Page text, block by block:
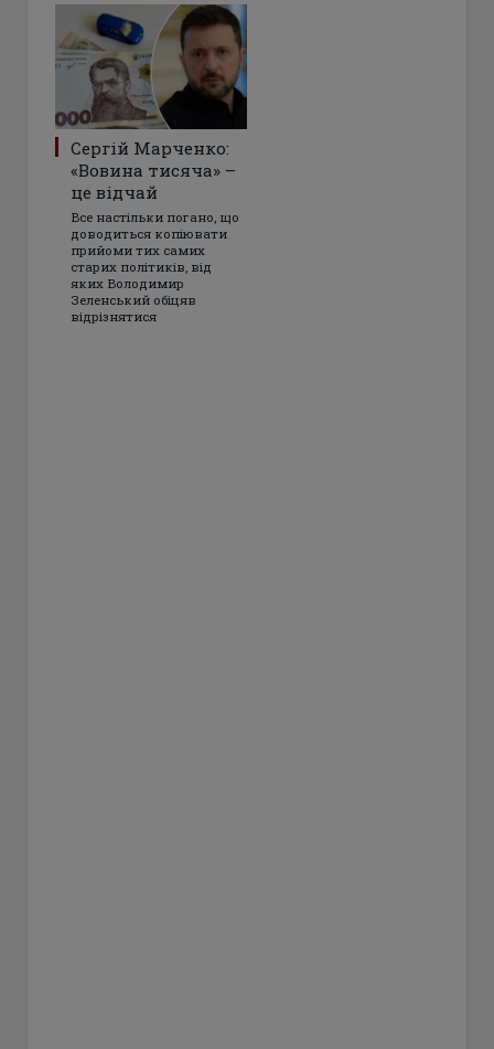
Сергій Марченко:
«Вовина тисяча» –
це відчай
Все настільки погано, що
доводиться копіювати
прийоми тих самих
старих політиків, від
яких Володимир
Зеленський обіцяв
відрізнятися